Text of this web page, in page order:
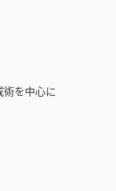
を中心に